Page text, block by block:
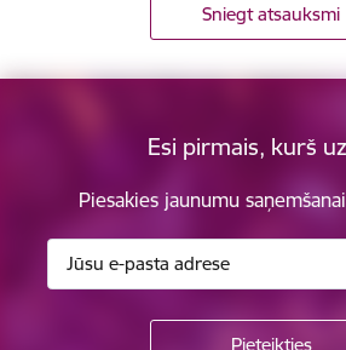
Sniegt atsauksmi
Esi pirmais, kurš
Piesakies jaunumu